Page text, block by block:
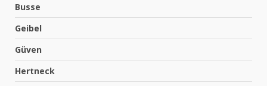
Busse
Geibel
Güven
Hertneck